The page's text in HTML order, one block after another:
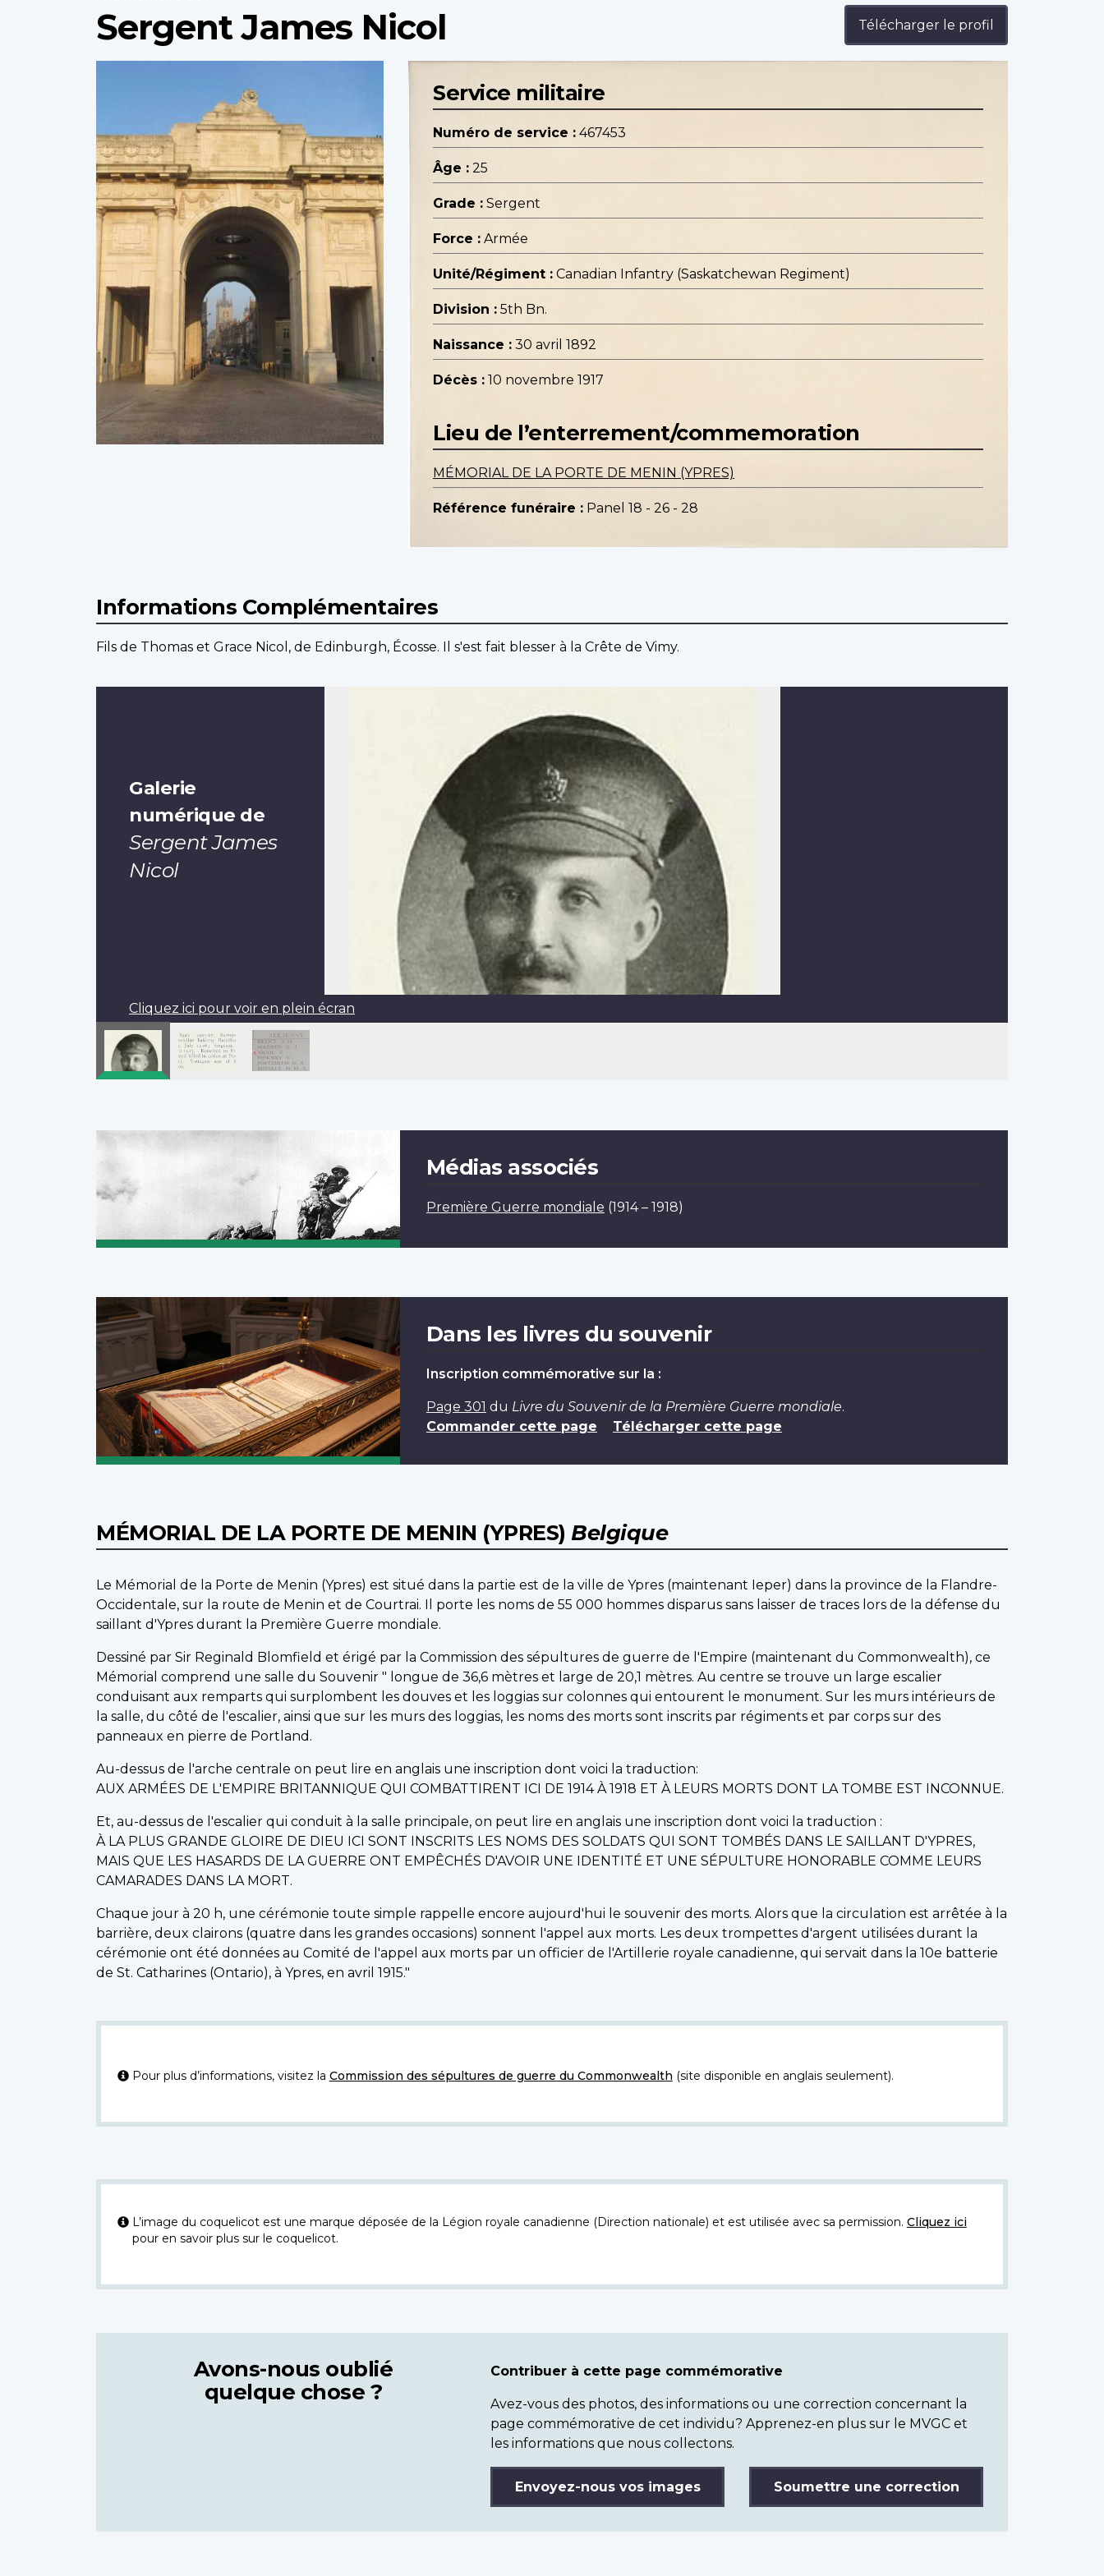
Sergent James Nicol Télécharger le profil
Service militaire
Numéro de service : 467453
Âge : 25
Grade : Sergent
Force : Armée
Unité/Régiment : Canadian Infantry (Saskatchewan Regiment)
Division : 5th Bn.
Naissance : 30 avril 1892
Décès : 10 novembre 1917
Lieu de l’enterrement/commemoration
MÉMORIAL DE LA PORTE DE MENIN (YPRES)
Référence funéraire : Panel 18 - 26 - 28
Informations Complémentaires
Fils de Thomas et Grace Nicol, de Edinburgh, Écosse. Il s'est fait blesser à la Crête de Vimy.
Galerie
numérique de
Sergent James
Nicol
Cliquez ici pour voir en plein écran
Médias associés
Première Guerre mondiale (1914 – 1918)
Dans les livres du souvenir
Inscription commémorative sur la :
Page 301 du Livre du Souvenir de la Première Guerre mondiale.
Commander cette page
Télécharger cette page
MÉMORIAL DE LA PORTE DE MENIN (YPRES) Belgique
Le Mémorial de la Porte de Menin (Ypres) est situé dans la partie est de la ville de Ypres (maintenant Ieper) dans la province de la Flandre-
Occidentale, sur la route de Menin et de Courtrai. Il porte les noms de 55 000 hommes disparus sans laisser de traces lors de la défense du
saillant d'Ypres durant la Première Guerre mondiale.
Dessiné par Sir Reginald Blomfield et érigé par la Commission des sépultures de guerre de l'Empire (maintenant du Commonwealth), ce
Mémorial comprend une salle du Souvenir " longue de 36,6 mètres et large de 20,1 mètres. Au centre se trouve un large escalier
conduisant aux remparts qui surplombent les douves et les loggias sur colonnes qui entourent le monument. Sur les murs intérieurs de
la salle, du côté de l'escalier, ainsi que sur les murs des loggias, les noms des morts sont inscrits par régiments et par corps sur des
panneaux en pierre de Portland.
Au-dessus de l'arche centrale on peut lire en anglais une inscription dont voici la traduction:
AUX ARMÉES DE L'EMPIRE BRITANNIQUE QUI COMBATTIRENT ICI DE 1914 À 1918 ET À LEURS MORTS DONT LA TOMBE EST INCONNUE.
Et, au-dessus de l'escalier qui conduit à la salle principale, on peut lire en anglais une inscription dont voici la traduction :
À LA PLUS GRANDE GLOIRE DE DIEU ICI SONT INSCRITS LES NOMS DES SOLDATS QUI SONT TOMBÉS DANS LE SAILLANT D'YPRES,
MAIS QUE LES HASARDS DE LA GUERRE ONT EMPÊCHÉS D'AVOIR UNE IDENTITÉ ET UNE SÉPULTURE HONORABLE COMME LEURS
CAMARADES DANS LA MORT.
Chaque jour à 20 h, une cérémonie toute simple rappelle encore aujourd'hui le souvenir des morts. Alors que la circulation est arrêtée à la
barrière, deux clairons (quatre dans les grandes occasions) sonnent l'appel aux morts. Les deux trompettes d'argent utilisées durant la
cérémonie ont été données au Comité de l'appel aux morts par un officier de l'Artillerie royale canadienne, qui servait dans la 10e batterie
de St. Catharines (Ontario), à Ypres, en avril 1915."
Pour plus d’informations, visitez la Commission des sépultures de guerre du Commonwealth (site disponible en anglais seulement).
L’image du coquelicot est une marque déposée de la Légion royale canadienne (Direction nationale) et est utilisée avec sa permission. Cliquez ici
pour en savoir plus sur le coquelicot.
Avons-nous oublié
quelque chose ?
Contribuer à cette page commémorative
Avez-vous des photos, des informations ou une correction concernant la
page commémorative de cet individu? Apprenez-en plus sur le MVGC et
les informations que nous collectons.
Envoyez-nous vos images Soumettre une correction